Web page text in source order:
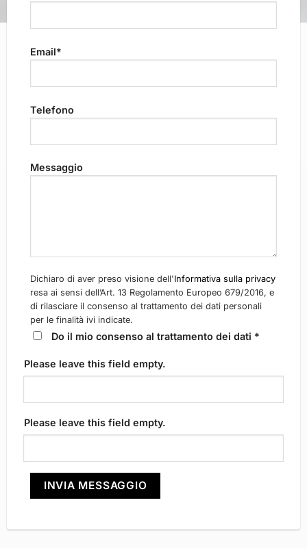
Email*
Telefono
Messaggio
Dichiaro di aver preso visione dell'Informativa sulla privacy
resa ai sensi dell’Art. 13 Regolamento Europeo 679/2016, e
di rilasciare il consenso al trattamento dei dati personali
per le finalità ivi indicate.
Do il mio consenso al trattamento dei dati *
Please leave this field empty.
Please leave this field empty.
INVIA MESSAGGIO